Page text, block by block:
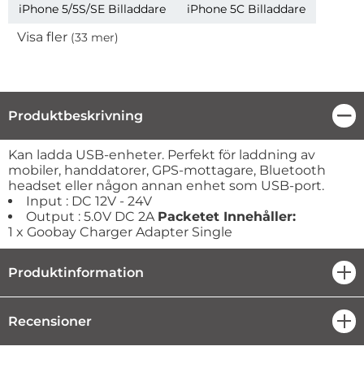
iPhone 5/5S/SE Billaddare
iPhone 5C Billaddare
Visa fler (33 mer)
Produktbeskrivning
Produktbeskrivning
Kan ladda USB-enheter. Perfekt för laddning av
mobiler, handdatorer, GPS-mottagare, Bluetooth
headset eller någon annan enhet som USB-port.
Input : DC 12V - 24V
Output : 5.0V DC 2A Packetet Innehåller:
1 x Goobay Charger Adapter Single
Produktinformation
Recensioner